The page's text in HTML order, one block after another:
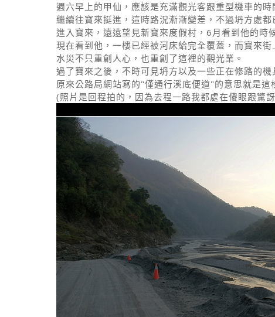
週六早上的甲仙，應該是充滿觀光客跟重型機車的時
繼續往寶來挺進，這時路況漸漸變差，不過坍方處
進入寶來，遠遠望見新寶來度假村，6月看到他的時
現在看到他，一樓已經被河床給完全覆蓋，而寶來
水災不只重創人心，也重創了這裡的觀光業。
過了寶來之後，不時可見坍方以及一些正在修路的
原來公路局網站寫的"僅通行溪底便道"的意思就是這
(照片是回程拍的，因為去程一路我都處在傻眼跟驚